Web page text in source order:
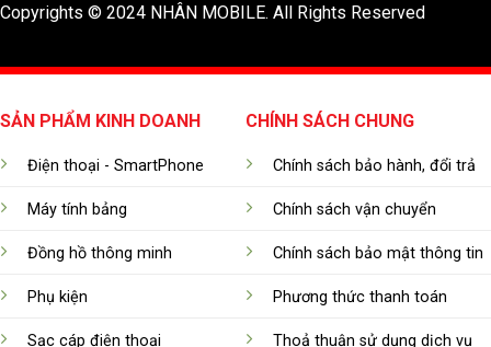
Copyrights © 2024 NHÂN MOBILE. All Rights Reserved
SẢN PHẨM KINH DOANH
Điện thoại - SmartPhone
Máy tính bảng
Đồng hồ thông minh
Phụ kiện
Sạc cáp điện thoại
CHÍNH SÁCH CHUNG
Chính sách bảo hành, đổi trả
Chính sách vận chuyển
Chính sách bảo mật thông tin
Phương thức thanh toán
Thoả thuận sử dụng dịch vụ